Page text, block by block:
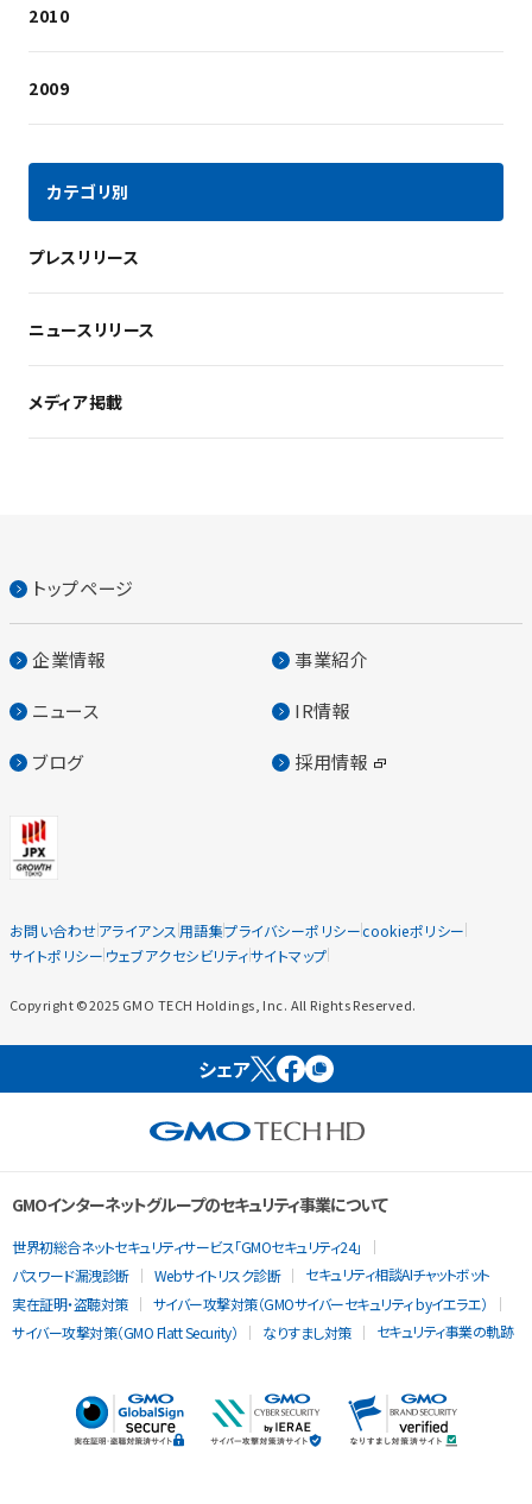
2010
2009
カテゴリ別
プレスリリース
ニュースリリース
メディア掲載
トップページ
企業情報 事業紹介
ニュース IR情報
ブログ 採用情報
お問い合わせアライアンス 用語集プライバシーポリシーcookieポリシー
サイトポリシー ウェブアクセシビリティサイトマップ
Copyright ©2025 GMO TECH Holdings, Inc. All Rights Reserved.
シェア
GMOインターネットグループのセキュリティ事業について
世界初総合ネットセキュリティサービス「GMOセキュリティ24」
パスワード漏洩診断
Webサイトリスク診断
セキュリティ相談AIチャットボット
実在証明・盗聴対策
サイバー攻撃対策（GMOサイバーセキュリティ byイエラエ）
サイバー攻撃対策（GMO Flatt Security）
なりすまし対策 セキュリティ事業の軌跡